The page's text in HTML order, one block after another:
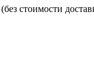
стоимости